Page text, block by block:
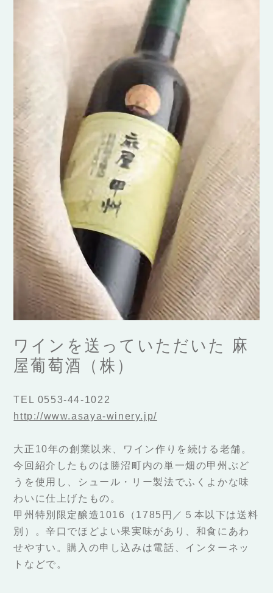
ワインを送っていただいた 麻
屋葡萄酒（株）
TEL 0553-44-1022
http://www.asaya-winery.jp/
大正10年の創業以来、ワイン作りを続ける老舗。
今回紹介したものは勝沼町内の単一畑の甲州ぶど
うを使用し、シュール・リー製法でふくよかな味
わいに仕上げたもの。
甲州特別限定醸造1016（1785円／５本以下は送料
別）。辛口でほどよい果実味があり、和食にあわ
せやすい。購入の申し込みは電話、インターネッ
トなどで。